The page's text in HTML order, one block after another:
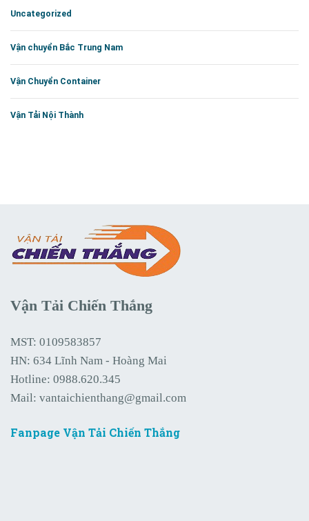
Uncategorized
Vận chuyển Bắc Trung Nam
Vận Chuyển Container
Vận Tải Nội Thành
Vận Tải Chiến Thắng
MST: 0109583857
HN: 634 Lĩnh Nam - Hoàng Mai
Hotline: 0988.620.345
Mail: vantaichienthang@gmail.com
Fanpage Vận Tải Chiến Thắng